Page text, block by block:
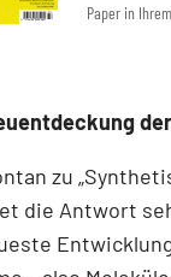
Paper in Ihrem
zu
die Antwort